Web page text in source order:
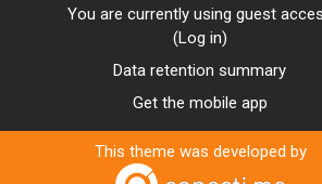
You are currently using guest
(Log in)
Data retention summary
Get the mobile app
This theme was developed by